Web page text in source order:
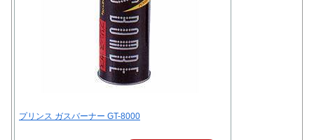
プリンス ガスバーナー GT-8000